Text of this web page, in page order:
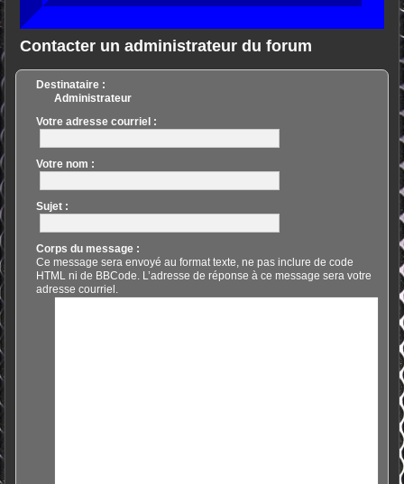
Contacter un administrateur du forum
Destinataire :
Administrateur
Votre adresse courriel :
Votre nom :
Sujet :
Corps du message :
Ce message sera envoyé au format texte, ne pas inclure de code
HTML ni de BBCode. L’adresse de réponse à ce message sera votre
adresse courriel.